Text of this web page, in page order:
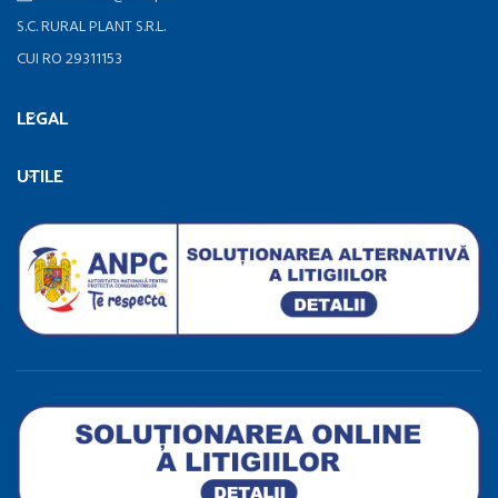
S.C. RURAL PLANT S.R.L.
CUI RO 29311153
LEGAL
UTILE